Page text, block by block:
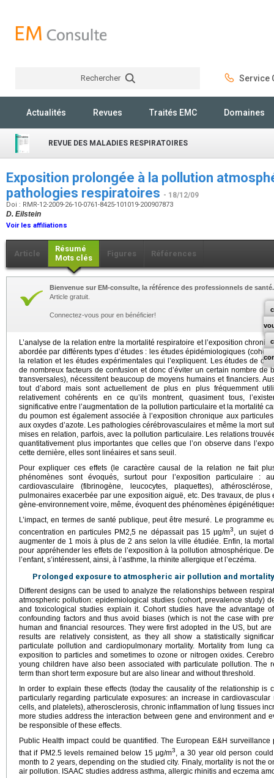
Rechercher Service
Actualités Revues Traités EMC Domaines
REVUE DES MALADIES RESPIRATOIRES
Exposition prolongée à la pollution
pathologies respiratoires - 18/12/09
Doi : RMR-12-2009-26-10-0761-8425-101019-200907873
D. Eilstein
Voir les affiliations
Article
Résumé
Mots clés
Figures Références
Bienvenue sur EM-consulte, la référence des professionnels de santé.
Article gratuit.
Connectez-vous pour en bénéficier!
L’analyse de la relation entre la mortalité respiratoire et l’exposition
abordée par différents types d’études : les études épidémiologiques
la relation et les études expérimentales qui l’expliquent. Les études de
de nombreux facteurs de confusion et donc d’éviter un certain nombre de
transversales), nécessitent beaucoup de moyens humains et financiers.
tout d’abord mais sont actuellement de plus en plus fréquemment
relativement cohérents en ce qu’ils montrent, quasiment tous,
significative entre l’augmentation de la pollution particulaire et la mortalité
du poumon est également associée à l’exposition chronique aux
aux oxydes d’azote. Les pathologies cérébrovasculaires et même la mort
mises en relation, parfois, avec la pollution particulaire. Les relations
quantitativement plus importantes que celles que l’on observe dans
cette dernière, elles sont linéaires et sans seuil.
Pour expliquer ces effets (le caractère causal de la relation ne fait
phénomènes sont évoqués, surtout pour l’exposition particulaire :
cardiovasculaire (fibrinogène, leucocytes, plaquettes),
pulmonaires exacerbée par une exposition aiguë, etc. Des travaux, de plus
gène-environnement voire, même, évoquent des phénomènes
L’impact, en termes de santé publique, peut être mesuré. Le programme
concentration en particules PM2,5 ne dépassait pas 15 μg/m3, un sujet
augmenter de 1 mois à plus de 2 ans selon la ville étudiée. Enfin, la
pour appréhender les effets de l’exposition à la pollution atmosphérique.
l’enfant, s’intéressent, ainsi, à l’asthme, la rhinite allergique et l’eczéma.
Prolonged exposure to atmospheric air pollution and
Different designs can be used to analyze the relationships between
atmospheric pollution: epidemiological studies (cohort, prevalence study)
and toxicological studies explain it. Cohort studies have the advantage
confounding factors and thus avoid biases (which is not the case with
human and financial resources. They were first adopted in the US, but
results are relatively consistent, as they all show a statistically
particulate pollution and cardiopulmonary mortality. Mortality from lung
exposition to particles and sometimes to ozone or nitrogen oxides.
young children have also been associated with particulate pollution. The
term than short term exposure but are also linear and without threshold.
In order to explain these effects (today the causality of the relationship is
particularly regarding particulate exposures: an increase in
cells, and platelets), atherosclerosis, chronic inflammation of lung tissues
more studies address the interaction between gene and environment and
be responsible of these effects.
Public Health impact could be quantified. The European E&H
that if PM2.5 levels remained below 15 μg/m3, a 30 year old person
month to 2 years, depending on the studied city. Finaly, mortality is not the
air pollution. ISAAC studies address asthma, allergic rhinitis and eczema